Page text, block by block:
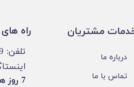
مشتریان
درباره ما
تماس با ما
تلفن: 09022351999
​7 روز هفته - 24 ساعته ​​​​​​​
​​راه